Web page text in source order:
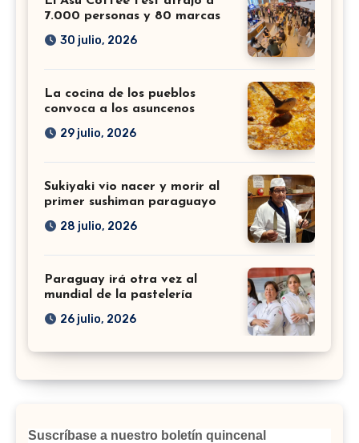
7.000 personas y 80 marcas
30 julio, 2026
La cocina de los pueblos
convoca a los asuncenos
29 julio, 2026
Sukiyaki vio nacer y morir al
primer sushiman paraguayo
28 julio, 2026
Paraguay irá otra vez al
mundial de la pastelería
26 julio, 2026
Suscríbase a nuestro boletín quincenal